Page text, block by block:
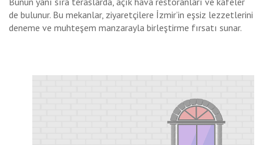
de bulunur. Bu mekanlar, ziyaretçilere İzmir’in eşsiz lezzetlerini
deneme ve muhteşem manzarayla birleştirme fırsatı sunar.